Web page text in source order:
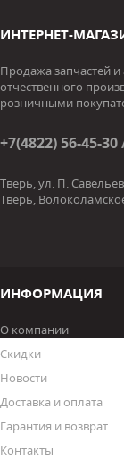
ИНТЕРНЕТ-
Продажа запчастей
отчественного
розничными
+7(4822) 56-45-
Тверь, ул. П.
Тверь,
ИНФОРМАЦИЯ
О компании
Скидки
Новости
Доставка и оплата
Гарантия и возврат
Контакты